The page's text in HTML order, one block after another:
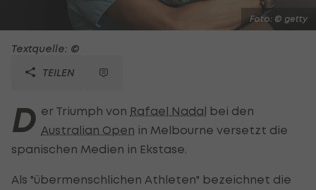
Foto: © getty
Textquelle: ©
TEILEN
D er Triumph von Rafael Nadal bei den
Australian Open in Melbourne versetzt die
spanischen Medien in Ekstase.
Als "übermenschlichen Athleten" bezeichnet die